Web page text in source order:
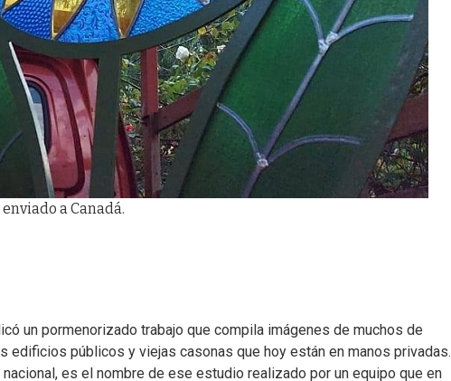
a Canadá.
un pormenorizado trabajo que compila imágenes de muchos de
edificios públicos y viejas casonas que hoy están en manos privadas.
es el nombre de ese estudio realizado por un equipo que en